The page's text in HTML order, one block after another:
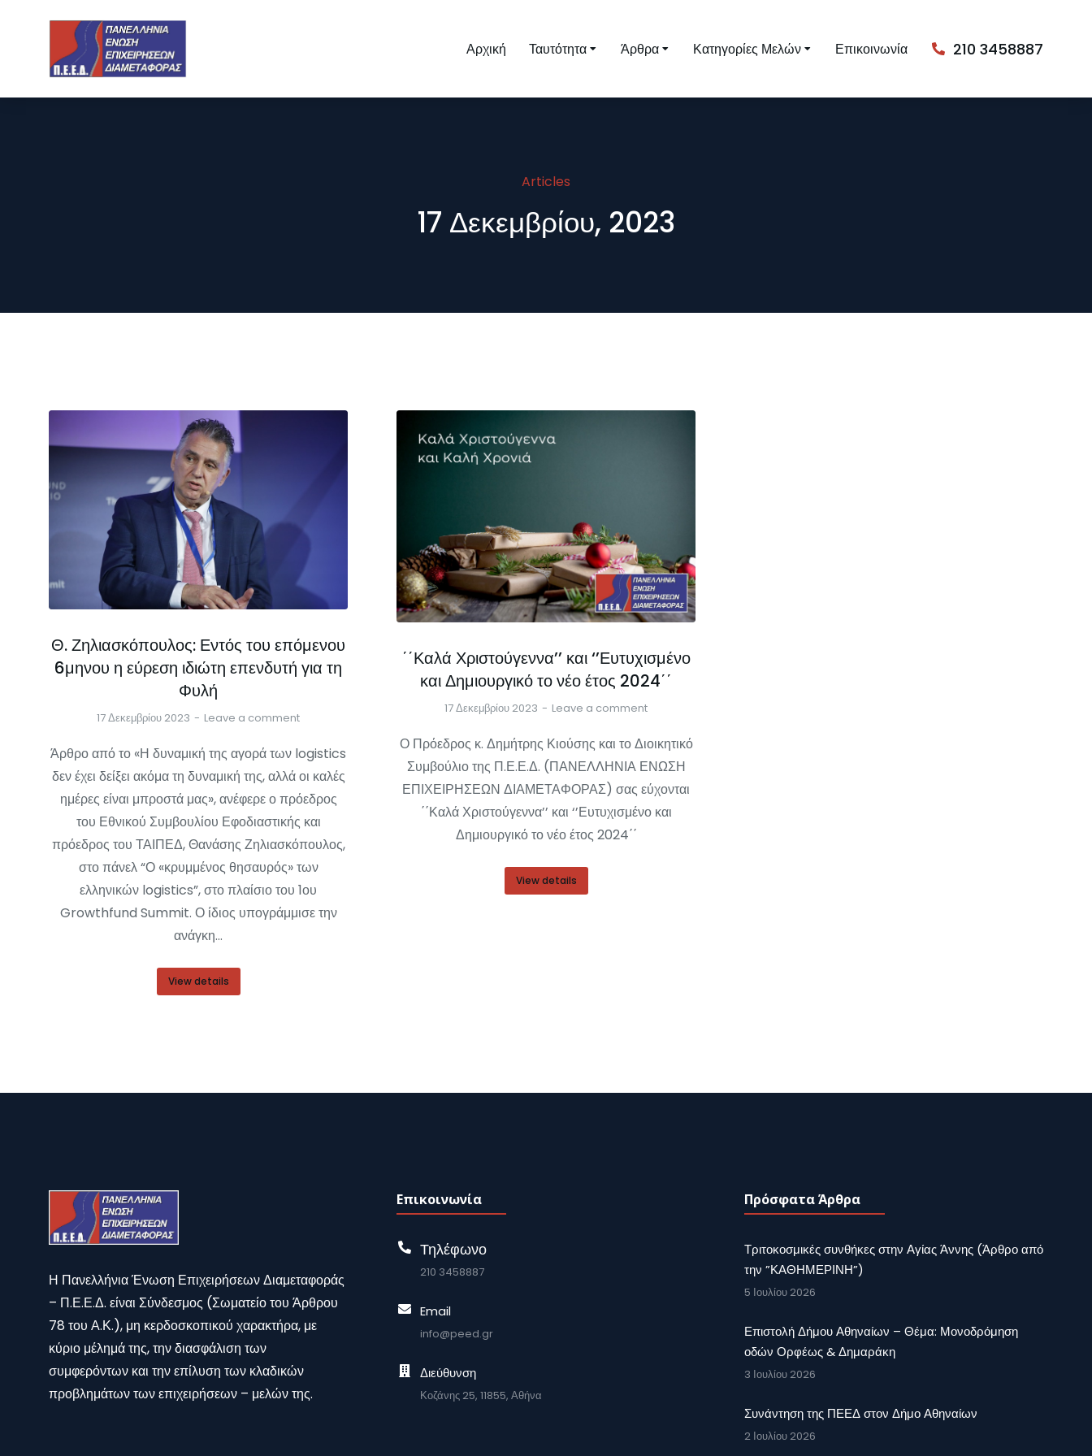
Αρχική Ταυτότητα Άρθρα Κατηγορίες Μελών Επικοινωνία 210 3458887
Articles
17 Δεκεμβρίου, 2023
Θ. Ζηλιασκόπουλος: Εντός του επόμενου
6μηνου η εύρεση ιδιώτη επενδυτή για τη
Φυλή
17 Δεκεμβρίου 2023 Leave a comment
Άρθρο από το «Η δυναμική της αγορά των logistics
δεν έχει δείξει ακόμα τη δυναμική της, αλλά οι καλές
ημέρες είναι μπροστά μας», ανέφερε ο πρόεδρος
του Εθνικού Συμβουλίου Εφοδιαστικής και
πρόεδρος του ΤΑΙΠΕΔ, Θανάσης Ζηλιασκόπουλος,
στο πάνελ “Ο «κρυμμένος θησαυρός» των
ελληνικών logistics”, στο πλαίσιο του 1ου
Growthfund Summit. Ο ίδιος υπογράμμισε την
ανάγκη…
View details
΄΄Καλά Χριστούγεννα’’ και ‘’Ευτυχισμένο
και Δημιουργικό το νέο έτος 2024΄΄
17 Δεκεμβρίου 2023 Leave a comment
Ο Πρόεδρος κ. Δημήτρης Κιούσης και το Διοικητικό
Συμβούλιο της Π.Ε.Ε.Δ. (ΠΑΝΕΛΛΗΝΙΑ ΕΝΩΣΗ
ΕΠΙΧΕΙΡΗΣΕΩΝ ΔΙΑΜΕΤΑΦΟΡΑΣ) σας εύχονται
΄΄Καλά Χριστούγεννα’’ και ‘’Ευτυχισμένο και
Δημιουργικό το νέο έτος 2024΄΄
View details
Η Πανελλήνια Ένωση Επιχειρήσεων Διαμεταφοράς
– Π.Ε.Ε.Δ. είναι Σύνδεσμος (Σωματείο του Άρθρου
78 του Α.Κ.), μη κερδοσκοπικού χαρακτήρα, με
κύριο μέλημά της, την διασφάλιση των
συμφερόντων και την επίλυση των κλαδικών
προβλημάτων των επιχειρήσεων – μελών της.
Επικοινωνία
Τηλέφωνο
210 3458887
Email
info@peed.gr
Διεύθυνση
Κοζάνης 25, 11855, Αθήνα
Πρόσφατα Άρθρα
Τριτοκοσμικές συνθήκες στην Αγίας Άννης (Άρθρο από
την ”ΚΑΘΗΜΕΡΙΝΗ”)
5 Ιουλίου 2026
Επιστολή Δήμου Αθηναίων – Θέμα: Μονοδρόμηση
οδών Ορφέως & Δημαράκη
3 Ιουλίου 2026
Συνάντηση της ΠΕΕΔ στον Δήμο Αθηναίων
2 Ιουλίου 2026